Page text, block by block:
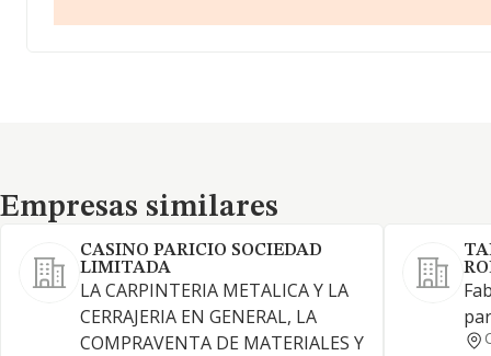
Empresas similares
Empresas similares
CASINO PARICIO SOCIEDAD
LIMITADA
LA CARPINTERIA METALICA Y LA
CERRAJERIA EN GENERAL, LA
COMPRAVENTA DE MATERIALES Y